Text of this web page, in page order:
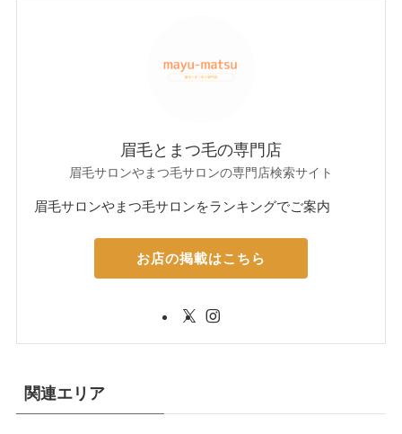
眉毛とまつ毛の専門店
眉毛サロンやまつ毛サロンの専門店検索サイト
眉毛サロンやまつ毛サロンをランキングでご案内
お店の掲載はこちら
関連エリア